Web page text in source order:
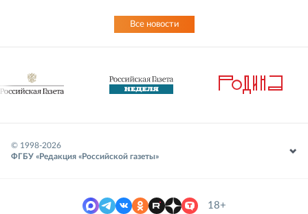
Все новости
© 1998-2026
ФГБУ «Редакция «Российской газеты»
18+